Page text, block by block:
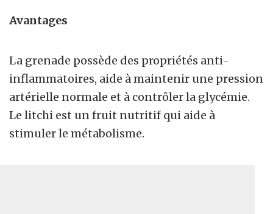
Avantages
La grenade possède des propriétés anti-
inflammatoires, aide à maintenir une pression
artérielle normale et à contrôler la glycémie.
Le litchi est un fruit nutritif qui aide à
stimuler le métabolisme.